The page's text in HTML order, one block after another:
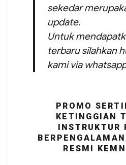
sekedar
update.
Untuk
terbaru silahkan
kami via
PROMO
KETINGGIAN
INSTRUKTUR
RESMI